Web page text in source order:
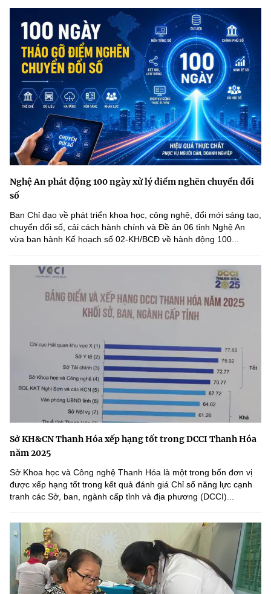
Nghệ An phát động 100 ngày xử lý điểm nghẽn chuyển đổi
số
Ban Chỉ đạo về phát triển khoa học, công nghệ, đổi mới sáng tạo,
chuyển đổi số, cải cách hành chính và Đề án 06 tỉnh Nghệ An
vừa ban hành Kế hoạch số 02-KH/BCĐ về hành động 100...
Sở KH&CN Thanh Hóa xếp hạng tốt trong DCCI Thanh Hóa
năm 2025
Sở Khoa học và Công nghệ Thanh Hóa là một trong bốn đơn vị
được xếp hạng tốt trong kết quả đánh giá Chỉ số năng lực cạnh
tranh các Sở, ban, ngành cấp tỉnh và địa phương (DCCI)...